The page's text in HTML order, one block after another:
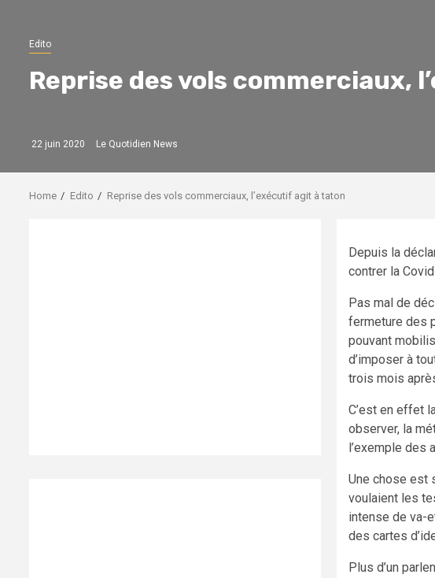
Edito
Reprise des vols commerciaux,
22 juin 2020 Le Quotidien News
Home Edito Reprise des vols commerciaux, l’exécutif agit à taton
Depuis la
contrer la
Pas mal de
fermeture des
pouvant
d’imposer à
trois mois
C’est en effet
observer, la
l’exemple des
Une chose est
voulaient les
intense de va-
des cartes
Plus d’un